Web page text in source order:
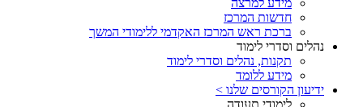
מידע למרצה
חדשות המרכז
ברכת ראש המרכז האקדמי ללימודי המשך
נהלים וסדרי לימוד
תקנות, נהלים וסדרי לימוד
מידע ללומד
ידיעון הקורסים שלנו >
לימודי תעודה